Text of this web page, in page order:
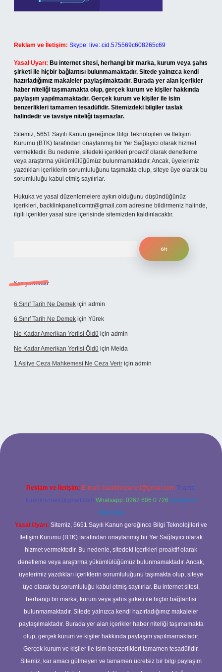
Reklam ve İletişim: Skype: live:.cid.575569c608265c69
Yasal Uyarı: Bu internet sitesi, herhangi bir marka, kurum veya şahıs
şirketi ile hiçbir bağlantısı bulunmamaktadır. Sitede yalnızca kendi
hazırladığımız makaleler paylaşılmaktadır. Burada yer alan içerikler
haber niteliği taşımamakta olup, gerçek kurum ve kişiler hakkında
paylaşım yapılmamaktadır. Gerçek kurum ve kişiler ile isim
benzerlikleri tamamen tesadüfidir. Sitemizdeki bilgiler taslak
halindedir ve tavsiye niteliği taşımazlar.
Sitemiz, 5651 Sayılı Kanun gereğince Bilgi Teknolojileri ve İletişim
Kurumu (BTK) tarafından onaylanmış bir Yer Sağlayıcı olarak hizmet
vermektedir. Bu nedenle, sitedeki içerikleri proaktif olarak denetleme
veya araştırma yükümlülüğümüz bulunmamaktadır. Ancak, üyelerimiz
yazdıkları içeriklerin sorumluluğunu taşımakta olup, siteye üye olarak bu
sorumluluğu kabul etmiş sayılırlar.
Hukuka ve yasal düzenlemelere aykırı olduğunu düşündüğünüz
içerikleri, backlinkpanelicomtr@gmail.com adresine bildirmeniz halinde,
ilgili içerikler yasal süre içerisinde sitemizden kaldırılacaktır.
Son yorumlar
6 Sınıf Tarih Ne Demek için admin
6 Sınıf Tarih Ne Demek için Yürek
Ne Kadar Amerikan Yerlisi Öldü için admin
Ne Kadar Amerikan Yerlisi Öldü için Melda
1 Asliye Ceza Mahkemesi Ne Ceza Verir için admin
Reklam ve İletişim: E-mail: backlinkpaneli@gmail.com Teams:
forumhizmeti@gmail.com Whatsapp: 0262 606 0 726 Telegram:
@karabul
Yasal Uyarı: Sitemiz, 5651 Sayılı Kanun gereğince Bilgi Teknolojileri ve
İletişim Kurumu (BTK) tarafından onaylanmış bir Yer Sağlayıcı olarak
hizmet vermektedir. Bu nedenle, sitedeki içerikleri proaktif olarak
denetleme veya araştırma yükümlülüğümüz bulunmamaktadır. Ancak,
üyelerimiz yazdıkları içeriklerin sorumluluğunu taşımakta olup, siteye
üye olarak bu sorumluluğu kabul etmiş sayılırlar. Bu internet sitesi,
herhangi bir marka, kurum veya şahıs şirketi ile hiçbir bağlantısı
bulunmamaktadır. Sitede yalnızca kendi hazırladığımız makaleler
paylaşılmaktadır. Burada yer alan içerikler haber niteliği taşımamakta
olup, gerçek kurum ve kişiler hakkında paylaşım yapılmamaktadır.
Gerçek kurum ve kişiler ile isim benzerlikleri tamamen tesadüfidir.
Sitemiz, kar amacı gütmeyen ve tamamen ücretsiz bir bilgi paylaşım